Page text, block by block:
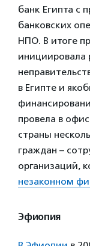
банк Египта с
банковских
НПО. В итоге
инициировала
в Египте и
провела в
страны
граждан –
организаций,
незаконном
Эфиопия